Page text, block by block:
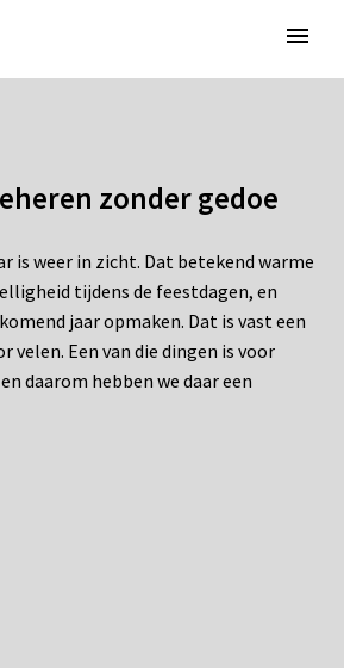
zonder gedoe
is weer in zicht. Dat betekend warme
tijdens de feestdagen, en
jaar opmaken. Dat is vast een
velen. Een van die dingen is voor
daarom hebben we daar een